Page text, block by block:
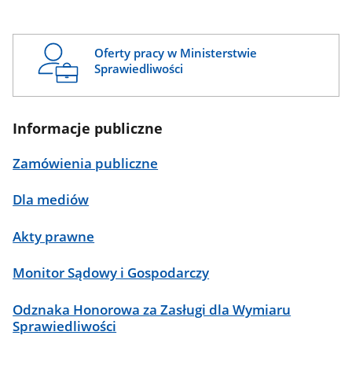
Oferty pracy w Ministerstwie
Sprawiedliwości
Informacje publiczne
Zamówienia publiczne
Dla mediów
Akty prawne
Monitor Sądowy i Gospodarczy
Odznaka Honorowa za Zasługi dla Wymiaru
Sprawiedliwości